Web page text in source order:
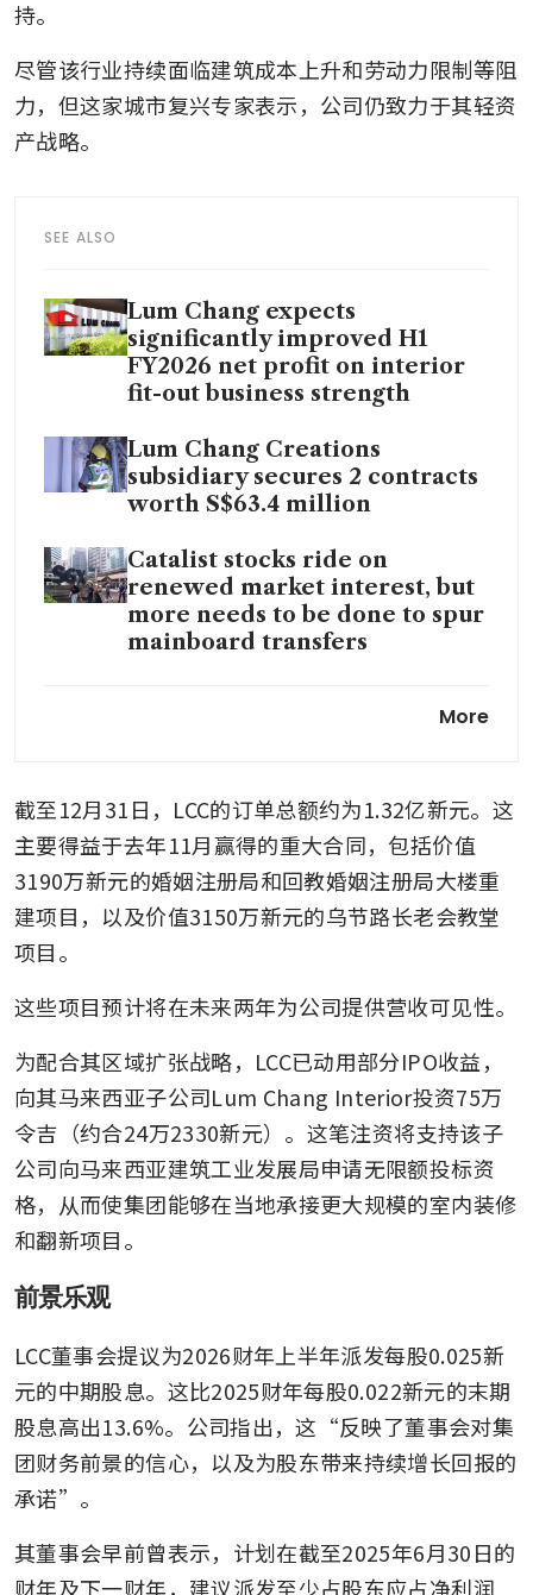
持。
尽管该行业持续面临建筑成本上升和劳动力限制等阻
力，但这家城市复兴专家表示，公司仍致力于其轻资
产战略。
SEE ALSO
Lum Chang expects
significantly improved H1
FY2026 net profit on interior
fit-out business strength
Lum Chang Creations
subsidiary secures 2 contracts
worth S$63.4 million
Catalist stocks ride on
renewed market interest, but
more needs to be done to spur
mainboard transfers
Lum Chang Creations’ public
offer of 1 million shares 47.3
times oversubscribed
Lum Chang Creations says
IPO
More
截至12月31日，LCC的订单总额约为1.32亿新元。这
主要得益于去年11月赢得的重大合同，包括价值
3190万新元的婚姻注册局和回教婚姻注册局大楼重
建项目，以及价值3150万新元的乌节路长老会教堂
项目。
这些项目预计将在未来两年为公司提供营收可见性。
为配合其区域扩张战略，LCC已动用部分IPO收益，
向其马来西亚子公司Lum Chang Interior投资75万
令吉（约合24万2330新元）。这笔注资将支持该子
公司向马来西亚建筑工业发展局申请无限额投标资
格，从而使集团能够在当地承接更大规模的室内装修
和翻新项目。
前景乐观
LCC董事会提议为2026财年上半年派发每股0.025新
元的中期股息。这比2025财年每股0.022新元的末期
股息高出13.6%。公司指出，这“反映了董事会对集
团财务前景的信心，以及为股东带来持续增长回报的
承诺”。
其董事会早前曾表示，计划在截至2025年6月30日的
财年及下一财年，建议派发至少占股东应占净利润